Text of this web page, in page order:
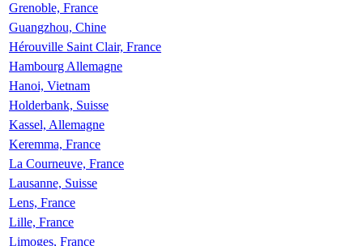
Grenoble, France
Guangzhou, Chine
Hérouville Saint Clair, France
Hambourg Allemagne
Hanoi, Vietnam
Holderbank, Suisse
Kassel, Allemagne
Keremma, France
La Courneuve, France
Lausanne, Suisse
Lens, France
Lille, France
Limoges, France